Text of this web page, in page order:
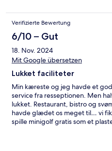
Verifizierte Bewertung
6/10 – Gut
18. Nov. 2024
Mit Google übersetzen
Lukket faciliteter
Min kæreste og jeg havde et
service fra resseptionen. Men
lukket. Restaurant, bistro og
havde glædet os meget til… vi
spille minigolf gratis som et